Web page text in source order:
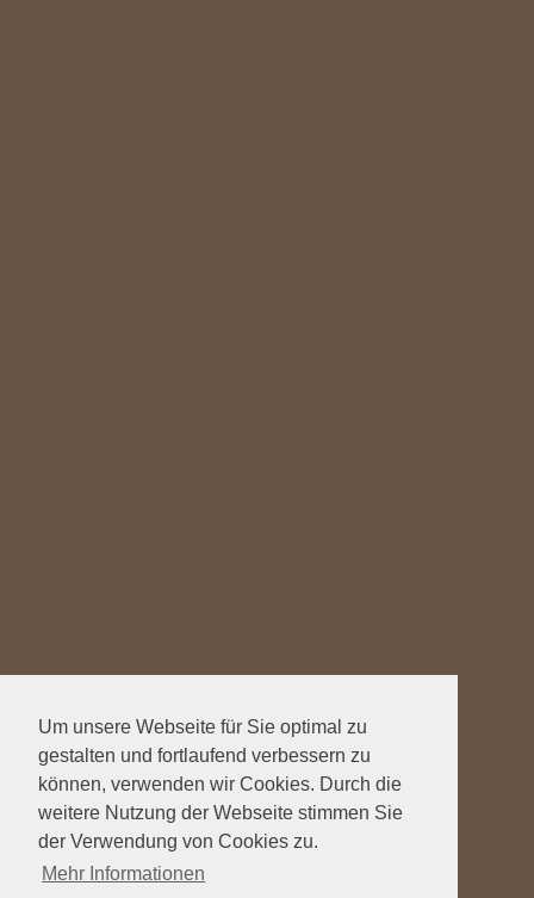
Um unsere Webseite für Sie optimal zu
gestalten und fortlaufend verbessern zu
können, verwenden wir Cookies. Durch die
weitere Nutzung der Webseite stimmen Sie
der Verwendung von Cookies zu.
Mehr Informationen